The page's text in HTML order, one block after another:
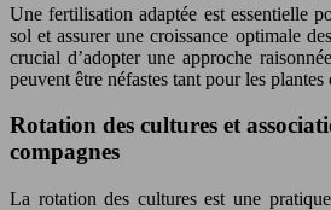
Une fertilisation adaptée est essentielle
sol et assurer une croissance optimale
crucial d’adopter une approche
peuvent être néfastes tant pour les
Rotation des cultures et
compagnes
La rotation des cultures est une